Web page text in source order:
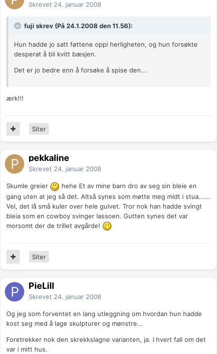
Skrevet 24. januar 2008
fuji skrev (På 24.1.2008 den 11.56):
Hun hadde jo satt føttene oppi herligheten, og hun forsøkte
desperat å bli kvitt bæsjen.
Det er jo bedre enn å forsøke å spise den...
ærk!!!
Siter
pekkaline
Skrevet 24. januar 2008
Skumle greier
hehe Et av mine barn dro av seg sin bleie en
gang uten at jeg så det. Altså synes som møtte meg midt i stua......
Vel, det lå små kuler over hele gulvet. Tror nok han hadde svingt
bleia som en cowboy svinger lassoen. Gutten synes det var
morsomt der de trillet avgårde!
Siter
PieLill
Skrevet 24. januar 2008
Og jeg som forventet en lang utleggning om hvordan hun hadde
kost seg med å lage skulpturer og mønstre...
Foretrekker nok den skrekkslagne varianten, ja. I hvert fall om det
var i mitt hus.